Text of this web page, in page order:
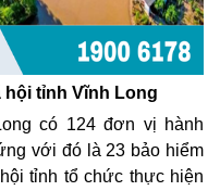
hội tỉnh Vĩnh Long
có 124 đơn vị hành
với đó là 23 bảo hiểm
tỉnh tổ chức thực hiện